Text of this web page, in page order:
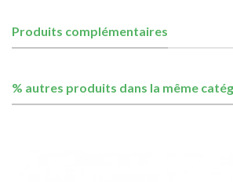
Produits complémentaires
% autres produits dans la même